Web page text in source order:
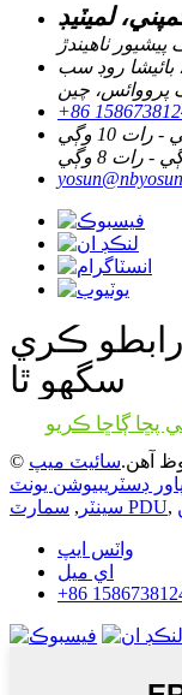
لميٽيڊ
ٺاهيندڙ
بلڊنگ، بائيشا روڊ سب
چين
+86
ڪري
سگهو ٿا
پڇا ڳاڇا ڪريو
سائيٽ ميپ
سينٽر , سمارٽ PDU,
واٽس ايپ
اي ميل
+86